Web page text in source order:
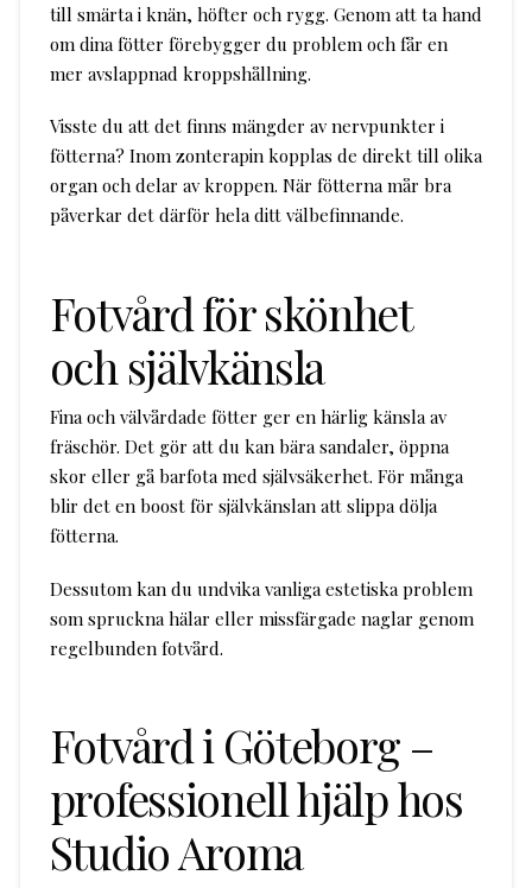
till smärta i knän, höfter och rygg. Genom att ta hand
om dina fötter förebygger du problem och får en
mer avslappnad kroppshållning.
Visste du att det finns mängder av nervpunkter i
fötterna? Inom zonterapin kopplas de direkt till olika
organ och delar av kroppen. När fötterna mår bra
påverkar det därför hela ditt välbefinnande.
Fotvård för skönhet
och självkänsla
Fina och välvårdade fötter ger en härlig känsla av
fräschör. Det gör att du kan bära sandaler, öppna
skor eller gå barfota med självsäkerhet. För många
blir det en boost för självkänslan att slippa dölja
fötterna.
Dessutom kan du undvika vanliga estetiska problem
som spruckna hälar eller missfärgade naglar genom
regelbunden fotvård.
Fotvård i Göteborg –
professionell hjälp hos
Studio Aroma